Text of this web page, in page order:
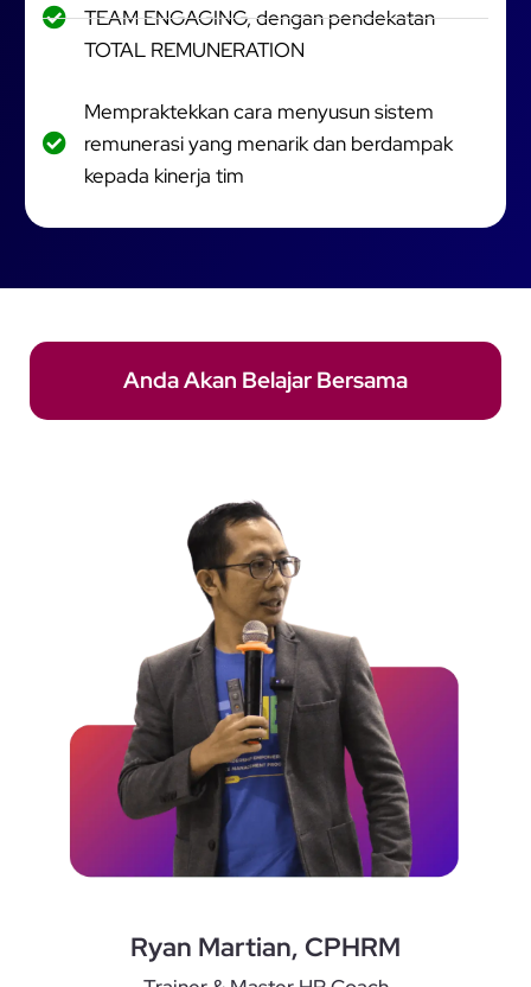
TEAM ENGAGING, dengan pendekatan
TOTAL REMUNERATION
Mempraktekkan cara menyusun sistem
remunerasi yang menarik dan berdampak
kepada kinerja tim
Anda Akan Belajar Bersama
Ryan Martian, CPHRM